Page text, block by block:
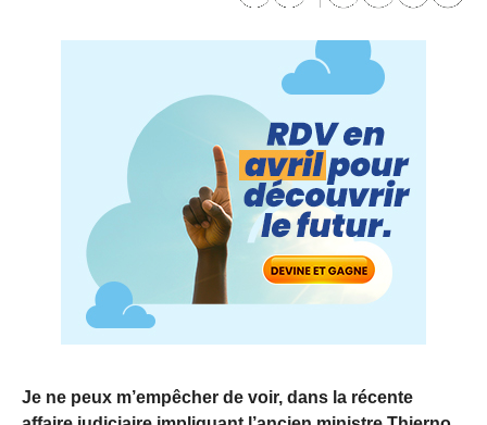
Je ne peux m’empêcher de voir, dans la récente